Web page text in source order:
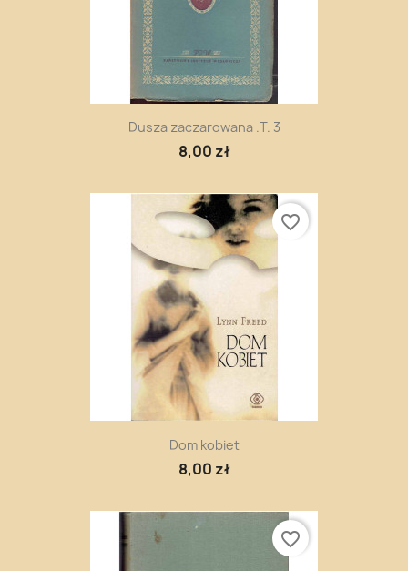
Dusza zaczarowana .T. 3
8,00 zł
Dom kobiet
8,00 zł
favorite_border
favorite_border